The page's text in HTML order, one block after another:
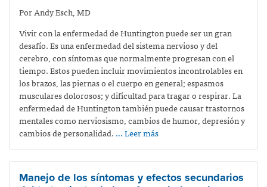
Por Andy Esch, MD
Vivir con la enfermedad de Huntington puede ser un gran
desafío. Es una enfermedad del sistema nervioso y del
cerebro, con síntomas que normalmente progresan con el
tiempo. Estos pueden incluir movimientos incontrolables en
los brazos, las piernas o el cuerpo en general; espasmos
musculares dolorosos; y dificultad para tragar o respirar. La
enfermedad de Huntington también puede causar trastornos
mentales como nerviosismo, cambios de humor, depresión y
cambios de personalidad. … Leer más
Manejo de los síntomas y efectos secundarios